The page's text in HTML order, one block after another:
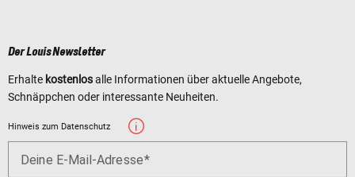
Der Louis Newsletter
Erhalte kostenlosalle Informationen über aktuelle Angebote,
Schnäppchen oder interessante Neuheiten.
Hinweis zum Datenschutz
Deine E-Mail-Adresse